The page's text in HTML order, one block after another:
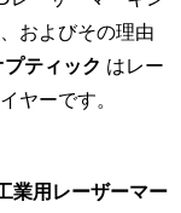
およびその理由
ティック はレー
ヤーです。
業用レーザーマー